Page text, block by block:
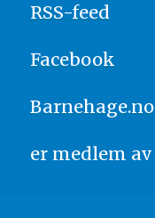
RSS-feed
Facebook
Barnehage.no
er medlem av